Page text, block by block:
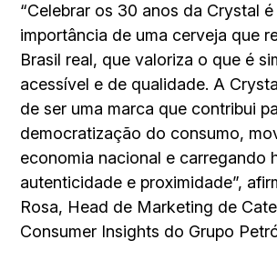
“Celebrar os 30 anos da Crystal
importância de uma cerveja que
Brasil real, que valoriza o que é
acessível e de qualidade. A
de ser uma marca que contribui
democratização do consumo,
economia nacional e carregando
autenticidade e proximidade”,
Rosa, Head de Marketing de
Consumer Insights do Grupo